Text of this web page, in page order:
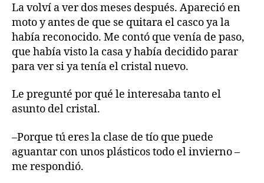
La volví a ver dos meses después. Apareció en
moto y antes de que se quitara el casco ya la
había reconocido. Me contó que venía de paso,
que había visto la casa y había decidido parar
para ver si ya tenía el cristal nuevo.
Le pregunté por qué le interesaba tanto el
asunto del cristal.
–Porque tú eres la clase de tío que puede
aguantar con unos plásticos todo el invierno –
me respondió.